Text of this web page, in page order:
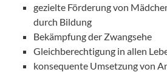
gezielte Förderung von
durch Bildung
Bekämpfung der Zwangsehe
Gleichberechtigung in allen
konsequente Umsetzung von